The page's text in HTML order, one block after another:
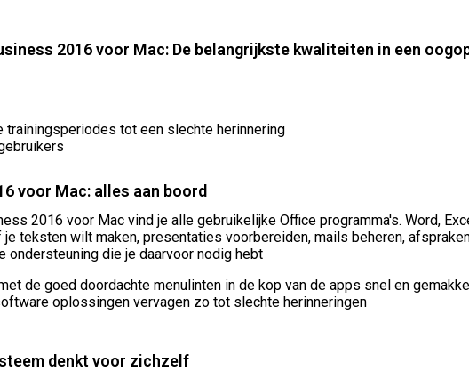
2016 voor Mac: De belangrijkste kwaliteiten in een
trainingsperiodes tot een slechte herinnering
voor Mac: alles aan boord
2016 voor Mac vind je alle gebruikelijke Office programma's. Word,
teksten wilt maken, presentaties voorbereiden, mails beheren,
die je daarvoor nodig hebt
de goed doordachte menulinten in de kop van de apps snel en
oplossingen vervagen zo tot slechte herinneringen
denkt voor zichzelf